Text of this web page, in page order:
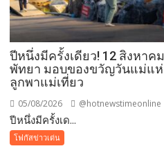
ปีหนึ่งมีครั้งเดียว! 12 สิงหา
พัทยา มอบของขวัญวันแม่แ
ลูกพาแม่เที่ยว
05/08/2026 @hotnewstimeonline
ปีหนึ่งมีครั้งเด...
โฟกัสข่าวเด่น